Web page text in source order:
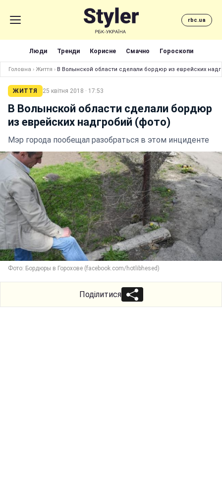
rbc.ua
Люди Тренди Корисне Смачно Гороскопи
Головна › Життя › В Волынской области сделали бордюр из еврейских
ЖИТТЯ 25 квітня 2018 · 17:53
В Волынской области сделали бордюр
из еврейских надгробий (фото)
Мэр города пообещал разобраться в этом инциденте
Фото: Бордюры в Горохове (facebook.com/hotlibhesed)
Поділитися